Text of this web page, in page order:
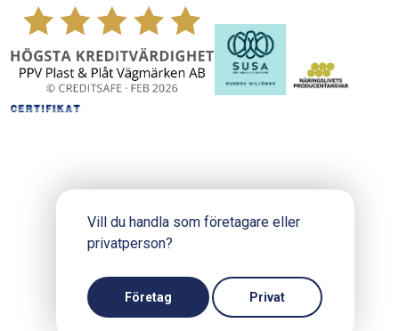
Produktion och design: Webbpartner
Vill du handla som företagare eller
privatperson?
Företag Privat